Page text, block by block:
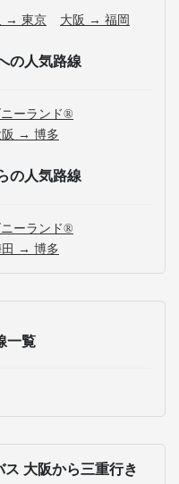
→ 東京 大阪 → 福岡
の人気路線
ーランド®
阪 → 博多
の人気路線
ーランド®
田 → 博多
一覧
大阪から三重行き